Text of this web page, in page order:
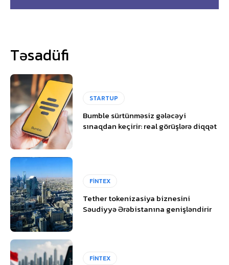
Təsadüfi
STARTUP
Bumble sürtünməsiz gələcəyi
sınaqdan keçirir: real görüşlərə diqqət
FİNTEX
Tether tokenizasiya biznesini
Səudiyyə Ərəbistanına genişləndirir
FİNTEX